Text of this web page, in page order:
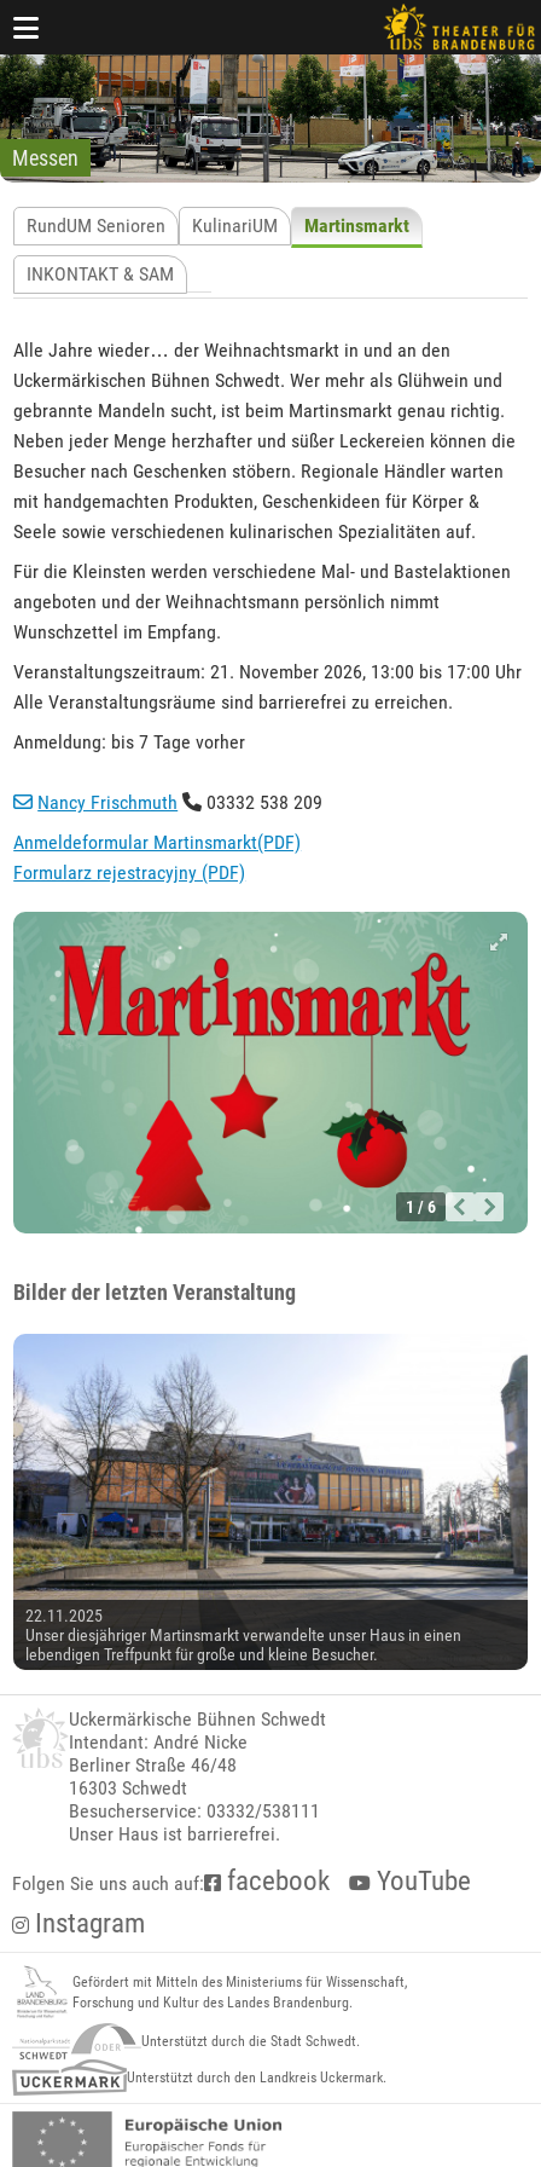
Messen
RundUM Senioren KulinariUM Martinsmarkt
INKONTAKT & SAM
Alle Jahre wieder… der Weihnachtsmarkt in und an den
Uckermärkischen Bühnen Schwedt. Wer mehr als Glühwein und
gebrannte Mandeln sucht, ist beim Martinsmarkt genau richtig.
Neben jeder Menge herzhafter und süßer Leckereien können die
Besucher nach Geschenken stöbern. Regionale Händler warten
mit handgemachten Produkten, Geschenkideen für Körper &
Seele sowie verschiedenen kulinarischen Spezialitäten auf.
Für die Kleinsten werden verschiedene Mal- und Bastelaktionen
angeboten und der Weihnachtsmann persönlich nimmt
Wunschzettel im Empfang.
Veranstaltungszeitraum: 21. November 2026, 13:00 bis 17:00 Uhr
Alle Veranstaltungsräume sind barrierefrei zu erreichen.
Anmeldung: bis 7 Tage vorher
Nancy Frischmuth
03332 538 209
Anmeldeformular Martinsmarkt(PDF)
Formularz rejestracyjny (PDF)
1 / 6
Bilder der letzten Veranstaltung
22.11.2025
Unser diesjähriger Martinsmarkt verwandelte unser Haus in einen
lebendigen Treffpunkt für große und kleine Besucher.
Uckermärkische Bühnen Schwedt
Intendant: André Nicke
Berliner Straße 46/48
16303 Schwedt
Besucherservice: 03332/538111
Unser Haus ist barrierefrei.
Folgen Sie uns auch auf: facebook
YouTube
Instagram
Gefördert mit Mitteln des Ministeriums für Wissenschaft,
Forschung und Kultur des Landes Brandenburg.
Unterstützt durch die Stadt Schwedt.
Unterstützt durch den Landkreis Uckermark.